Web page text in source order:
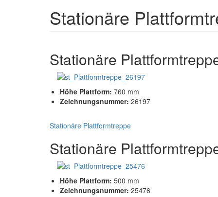
Stationäre
Stationäre
Höhe Plattform: 760 mm
Zeichnungsnummer: 26197
Stationäre Plattformtreppe
Stationäre
Höhe Plattform: 500 mm
Zeichnungsnummer: 25476